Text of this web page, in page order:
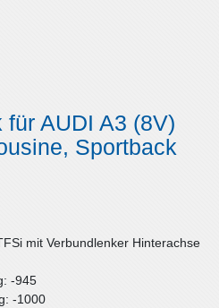
AUDI A3 (8V)
Sportback
mit Verbundlenker Hinterachse
-945
-1000